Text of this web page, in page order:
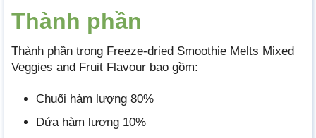
Thành phần
Thành phần trong Freeze-dried Smoothie Melts Mixed
Veggies and Fruit Flavour bao gồm:
Chuối hàm lượng 80%
Dứa hàm lượng 10%